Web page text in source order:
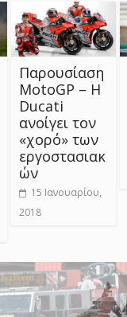
Παρουσίαση
MotoGP – Η
Ducati
ανοίγει τον
«χορό» των
εργοστασιακ
ών
15 Ιανουαρίου,
2018